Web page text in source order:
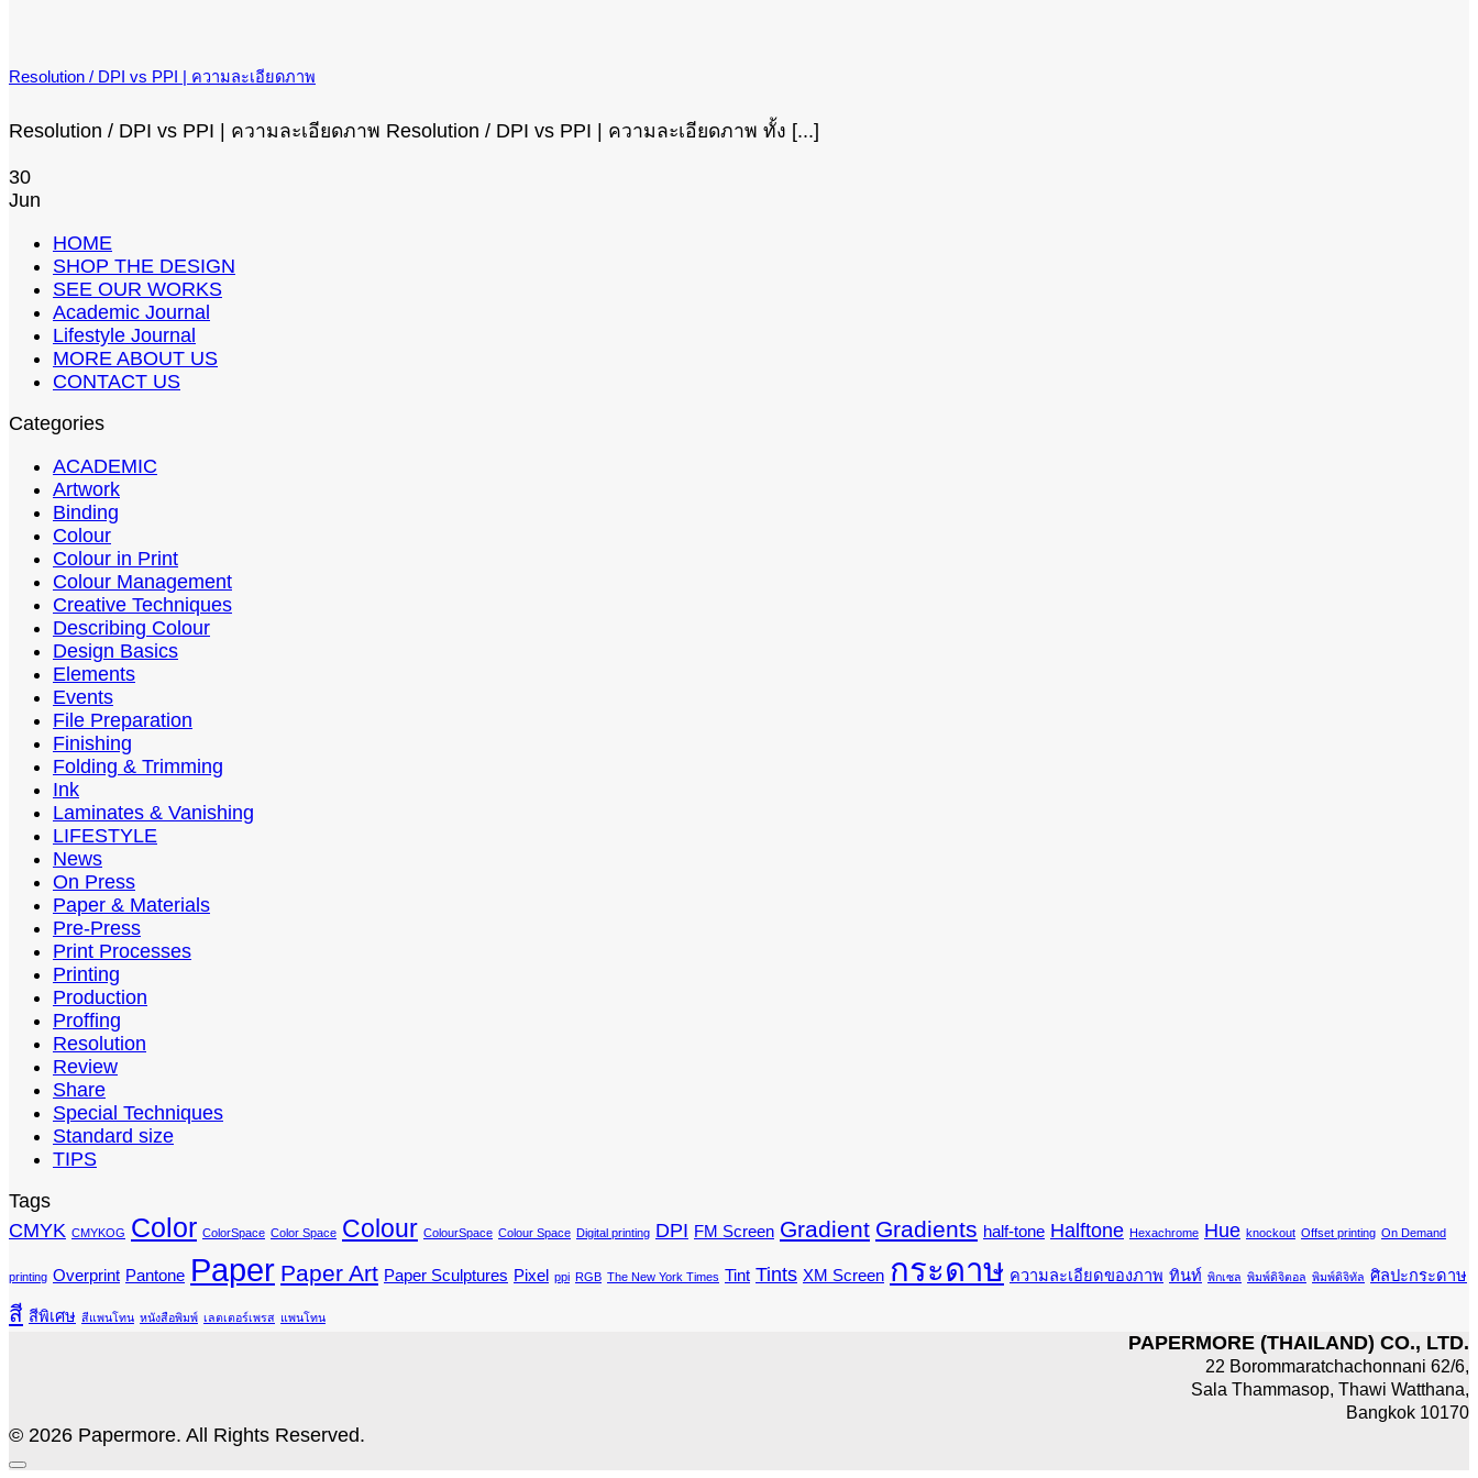
Resolution / DPI vs PPI | ความละเอียดภาพ
Resolution / DPI vs PPI | ความละเอียดภาพ Resolution / DPI vs PPI | ความละเอียดภาพ ทั้ง [...]
30
Jun
HOME
SHOP THE DESIGN
SEE OUR WORKS
Academic Journal
Lifestyle Journal
MORE ABOUT US
CONTACT US
Categories
ACADEMIC
Artwork
Binding
Colour
Colour in Print
Colour Management
Creative Techniques
Describing Colour
Design Basics
Elements
Events
File Preparation
Finishing
Folding & Trimming
Ink
Laminates & Vanishing
LIFESTYLE
News
On Press
Paper & Materials
Pre-Press
Print Processes
Printing
Production
Proffing
Resolution
Review
Share
Special Techniques
Standard size
TIPS
Tags
CMYK CMYKOG Color ColorSpace Color Space Colour ColourSpace Colour Space Digital printing DPI FM Screen Gradient Gradients half-tone Halftone Hexachrome Hue knockout Offset printing On Demand
printing Overprint Pantone Paper Paper Art Paper Sculptures Pixel ppi RGB The New York Times Tint Tints XM Screen กระดาษ ความละเอียดของภาพ ทินท์ พิกเซล พิมพ์ดิจิตอล พิมพ์ดิจิทัล ศิลปะกระดาษ
สี สีพิเศษ สีแพนโทน หนังสือพิมพ์ เลตเตอร์เพรส แพนโทน
PAPERMORE (THAILAND) CO., LTD.
22 Borommaratchachonnani 62/6,
Sala Thammasop, Thawi Watthana,
Bangkok 10170
© 2026 Papermore. All Rights Reserved.